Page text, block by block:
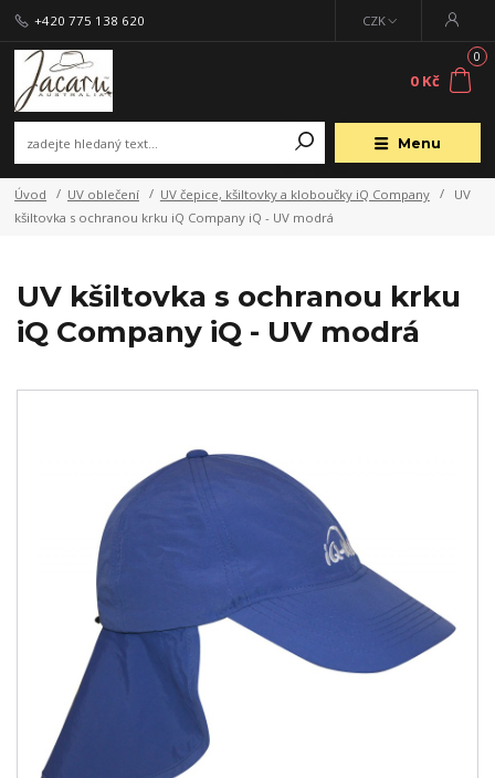
Menu
CZK
+420 775 138 620
0
0 Kč
Úvod UV oblečení UV čepice, kšiltovky a kloboučky iQ Company
UV
kšiltovka s ochranou krku iQ Company iQ - UV modrá
UV kšiltovka s ochranou krku
iQ Company iQ - UV modrá